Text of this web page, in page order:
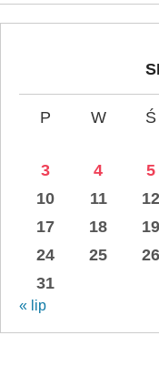
P W Ś
3
4 5
10
11 12
17
18 19
24
25 26
31
« lip